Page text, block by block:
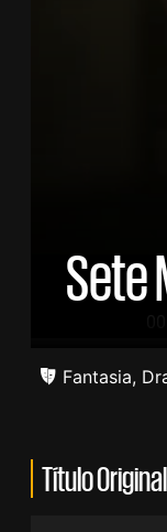
Sete
Fantasia,
Título Original